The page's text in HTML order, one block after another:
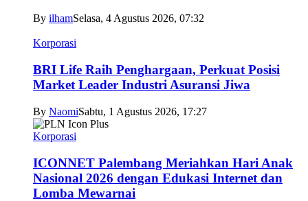
By ilhamSelasa, 4 Agustus 2026, 07:32
Korporasi
BRI Life Raih Penghargaan, Perkuat Posisi
Market Leader Industri Asuransi Jiwa
By NaomiSabtu, 1 Agustus 2026, 17:27
Korporasi
ICONNET Palembang Meriahkan Hari Anak
Nasional 2026 dengan Edukasi Internet dan
Lomba Mewarnai